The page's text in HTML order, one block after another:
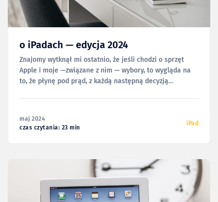
o iPadach — edycja 2024
Znajomy wytknął mi ostatnio, że jeśli chodzi o sprzęt
Apple i moje —związane z nim — wybory, to wygląda na
to, że płynę pod prąd, z każdą następną decyzją
maj 2024
czas czytania: 23 min
iPad